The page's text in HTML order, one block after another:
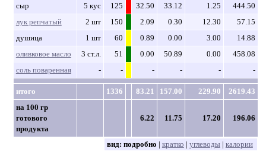
сыр
5 кус 125 32.50 33.12 1.25
444.50
лук репчатый
2 шт 150 2.09 0.30 12.30
57.15
душица
1 шт 60 0.89 0.00 3.00
14.88
оливковое масло
3 ст.л. 51 0.00 50.89 0.00
458.08
соль поваренная
- - - - - -
итого 1336 83.21 157.00 229.90
2619.43
на 100 гр
готового
продукта
6.22 11.75 17.20 196.06
вид: подробно | кратко | углеводы| калории